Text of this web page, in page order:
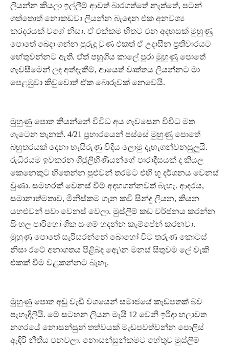
ලියන්න කියලා ඉල්ලීම් ආවත් බාරගත්තේ නැත්තේ, පටන්
ගත්තොත් නොකඩවා ලියන්න බැඳෙන එක අනවශ්‍ය
කරදරයක් වගේ නිසා. ඒ එක්කම හිතට එන අදහසක් මුහුණු
පොතේ බෙදා ගන්න පුරුදු වුණ එකත් ඒ උදාසීන ප‍්‍රතිචාරයට
හේතුවන්නට ඇති. ඒත් පහුගිය කාලේ පුරා මුහුණු පොතේ
ගැවසීමෙන් ලද අත්දැකීම්, ආයෙත් වෘත්තය ලියන්නට මා
පෙළඹුවා කිවුවොත් ඒක බොරුවක් නෙවෙයි.
මුහුණු පොත කියන්නේ විවිධ අය ගැවසෙන විවිධ මත
ගැටෙන තැනක්. 4/21 ප‍්‍රහාරයෙන් පස්සේ මුහුණු පොතේ
බහුතරයක් දෙනා හැසිරුණු විදිය ලොමු දැහැගන්වනසුලූයි.
රුධිරයම ඉවකරන ගිජුලිහිණියන්ගේ පාරාදීසයක් ද කියල
කෙනෙකුට හිතෙන්න පුළුවන් තරමට එහි භූ දර්ශනය වෙනස්
වුණා. සමහරක් වෙනස් වීම් අදහගන්නවත් බැහැ. ආදරය,
සමානාත්මතාව, මිනිස්කම ගැන කවි සින්දු ලියන, කියන
යහළුවන් පවා වෙනස් වෙලා. මුස්ලිම් කඩ වර්ජනය කරන්න
සිංහල පාරිභෝ ගික සංගම් හදන්න කැම්පේන් කරනවා.
මුහුණු පොතේ සැරිසරන්නේ බොහෝ විට තරුණ කොටස්
නිසා රටේ අනාගතය පිළිබඳ ඇෙ\න මනස් සිතුවම ලේ වැකි
එකක් වීම වළකන්නට බැහැ.
මුහුණු පොත අඩු වැඩි වශයෙන් සමාජයේ කැඩපතක් බව
පැහැදිලියි. මේ සටහන ලියන මැයි 12 වෙනි ඉරිදා හලාවත
නගරයේ නොසන්සුන් තත්වයක් මැඬපවත්වන්න පොලිස්
ඇඳිරි නීතිය පනවලා. නොසන්සුන්කමට හේතුව මුස්ලිම්